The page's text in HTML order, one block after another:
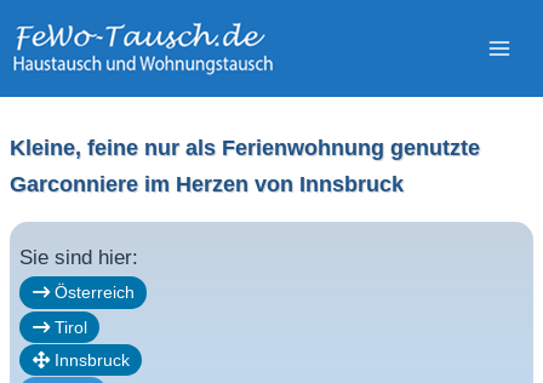
Inhalt
Kleine, feine nur als Ferienwohnung genutzte
Garconniere im Herzen von Innsbruck
Sie sind hier:
Österreich
Tirol
Innsbruck